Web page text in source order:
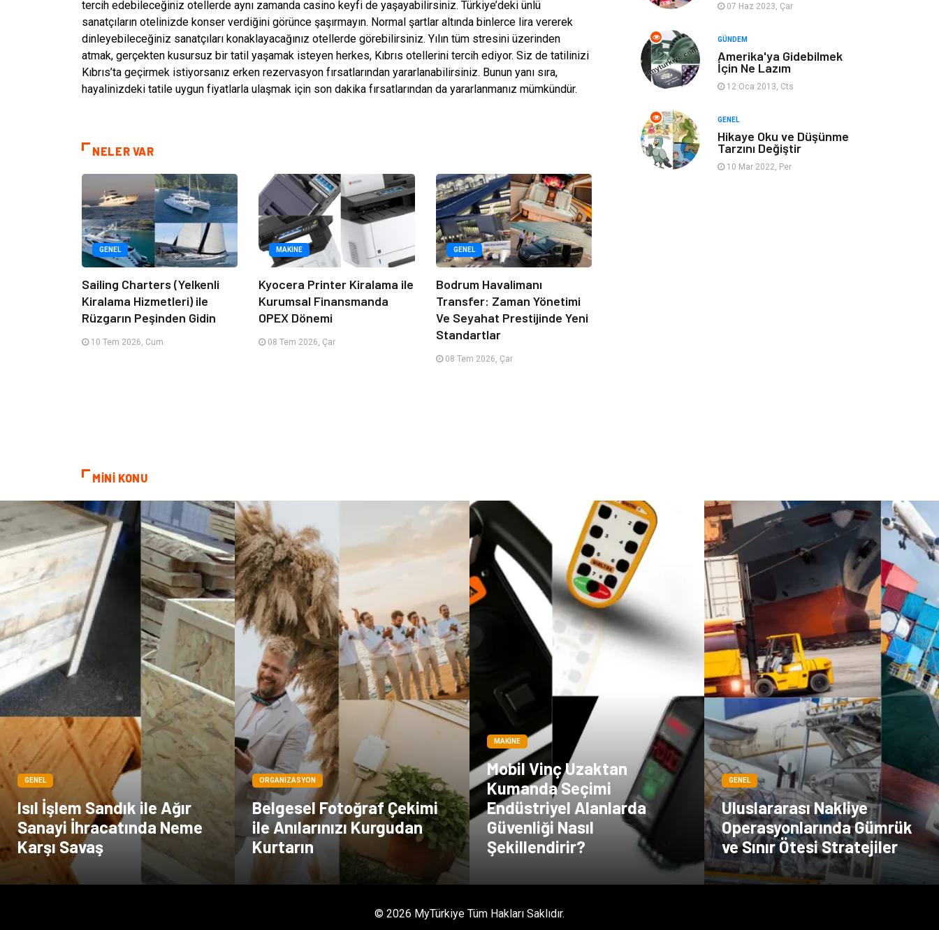
tercih edebileceğiniz otellerde aynı zamanda casino keyfi de yaşayabilirsiniz. Türkiye’deki ünlü
sanatçıların otelinizde konser verdiğini görünce şaşırmayın. Normal şartlar altında binlerce lira vererek
dinleyebileceğiniz sanatçıları konaklayacağınız otellerde görebilirsiniz. Yılın tüm stresini üzerinden
atmak, gerçekten kusursuz bir tatil yaşamak isteyen herkes, Kıbrıs otellerini tercih ediyor. Siz de tatilinizi
Kıbrıs’ta geçirmek istiyorsanız erken rezervasyon fırsatlarından yararlanabilirsiniz. Bunun yanı sıra,
hayalinizdeki tatile uygun fiyatlarla ulaşmak için son dakika fırsatlarından da yararlanmanız mümkündür.
NELER VAR
GENEL
Sailing Charters (Yelkenli
Kiralama Hizmetleri) ile
Rüzgarın Peşinden Gidin
10 Tem 2026, Cum
MAKINE
Kyocera Printer Kiralama ile
Kurumsal Finansmanda
OPEX Dönemi
08 Tem 2026, Çar
GENEL
Bodrum Havalimanı
Transfer: Zaman Yönetimi
Ve Seyahat Prestijinde Yeni
Standartlar
08 Tem 2026, Çar
Tarih Spor Malzemeleri
07 Haz 2023, Çar
GÜNDEM
Amerika'ya Gidebilmek
İçin Ne Lazım
12 Oca 2013, Cts
GENEL
Hikaye Oku ve Düşünme
Tarzını Değiştir
10 Mar 2022, Per
MİNİ KONU
GENEL
Isıl İşlem Sandık ile Ağır
Sanayi İhracatında Neme
Karşı Savaş
ORGANIZASYON
Belgesel Fotoğraf Çekimi
ile Anılarınızı Kurgudan
Kurtarın
MAKINE
Mobil Vinç Uzaktan
Kumanda Seçimi
Endüstriyel Alanlarda
Güvenliği Nasıl
Şekillendirir?
GENEL
Uluslararası Nakliye
Operasyonlarında Gümrük
ve Sınır Ötesi Stratejiler
© 2026 MyTürkiye Tüm Hakları Saklıdır.